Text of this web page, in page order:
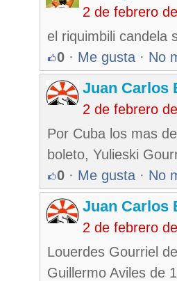
2 de febrero
el riquimbili candela
0 · Me gusta · No
Juan Carlos
2 de febrero
Por Cuba los mas
boleto, Yulieski
0 · Me gusta · No
Juan Carlos
2 de febrero
Louerdes Gourriel
Guillermo Aviles de